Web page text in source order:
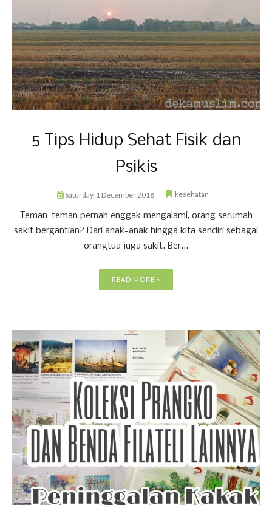
5 Tips Hidup Sehat Fisik dan
Psikis
Saturday, 1 December 2018 kesehatan
Teman-teman pernah enggak mengalami, orang serumah
sakit bergantian? Dari anak-anak hingga kita sendiri sebagai
orangtua juga sakit. Ber...
READ MORE »